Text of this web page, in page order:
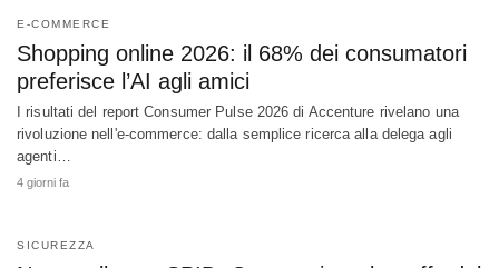
E-COMMERCE
Shopping online 2026: il 68% dei consumatori
preferisce l’AI agli amici
I risultati del report Consumer Pulse 2026 di Accenture rivelano una
rivoluzione nell'e-commerce: dalla semplice ricerca alla delega agli
agenti…
4 giorni fa
SICUREZZA